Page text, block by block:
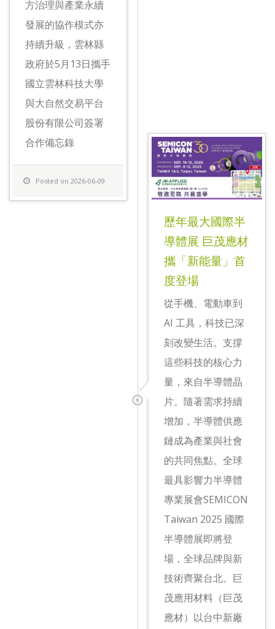
方治理與產業永續
發展的協作模式亦
持續升級，雲林縣
政府於5月13日攜手
國立雲林科技大學
與大自然交易平台
股份有限公司簽署
合作備忘錄
Posted on 2026-06-09
歷年最大國際半
導體展 巨茂應材
攜「新能量」首
度登場
從手機、電動車到
AI 工具，科技已深
刻改變生活。支撐
這些科技的核心力
量，來自半導體晶
片。隨著需求持續
增加，半導體供應
鏈成為產業與社會
的共同焦點。全球
最具影響力半導體
專業展會SEMICON
Taiwan 2025 國際
半導體展即將登
場，全球品牌與新
技術齊聚台北。巨
茂應用材料（巨茂
應材）以台中新廠